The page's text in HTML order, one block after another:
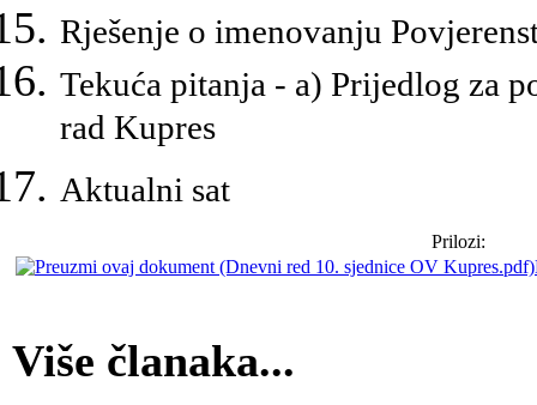
Rješenje o imenovanju
Tekuća pitanja - a) Prijedlog za
rad Kupres
Aktualni sat
Prilozi:
Više članaka...